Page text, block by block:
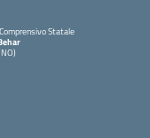
Statale